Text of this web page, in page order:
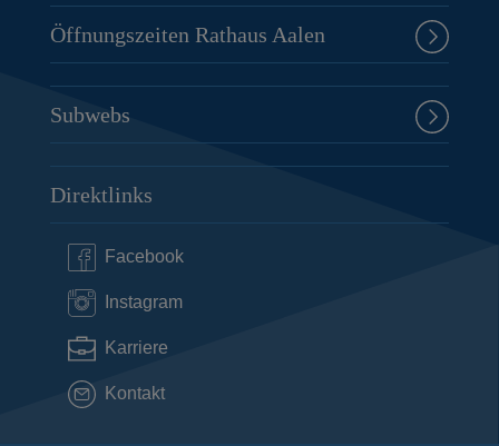
Öffnungszeiten Rathaus Aalen
Subwebs
Direktlinks
Facebook
Instagram
Karriere
Kontakt